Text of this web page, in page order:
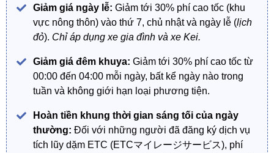
Giảm giá ngày lễ: Giảm tới 30% phí cao tốc (khu
vực nông thôn) vào thứ 7, chủ nhật và ngày lễ (lịch
đỏ). Chỉ áp dụng xe gia đình và xe Kei.
Giảm giá đêm khuya: Giảm tới 30% phí cao tốc từ
00:00 đến 04:00 mỗi ngày, bất kể ngày nào trong
tuần và không giới hạn loại phương tiện.
Hoàn tiền khung thời gian sáng tối của ngày
thường: Đối với những người đã đăng ký dịch vụ
tích lũy dặm ETC (ETCマイレージサービス), phí